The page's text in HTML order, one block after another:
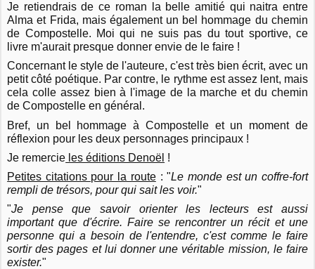
Je retiendrais de ce roman la belle amitié qui naitra entre
Alma et Frida, mais également un bel hommage du chemin
de Compostelle. Moi qui ne suis pas du tout sportive, ce
livre m'aurait presque donner envie de le faire !
Concernant le style de l'auteure, c'est très bien écrit, avec un
petit côté poétique. Par contre, le rythme est assez lent, mais
cela colle assez bien à l'image de la marche et du chemin
de Compostelle en général.
Bref, un bel hommage à Compostelle et un moment de
réflexion pour les deux personnages principaux !
Je remercie les éditions Denoël !
Petites citations pour la route: "Le monde est un coffre-fort
rempli de trésors, pour qui sait les voir."
"Je pense que savoir orienter les lecteurs est aussi
important que d'écrire. Faire se rencontrer un récit et une
personne qui a besoin de l'entendre, c'est comme le faire
sortir des pages et lui donner une véritable mission, le faire
exister."